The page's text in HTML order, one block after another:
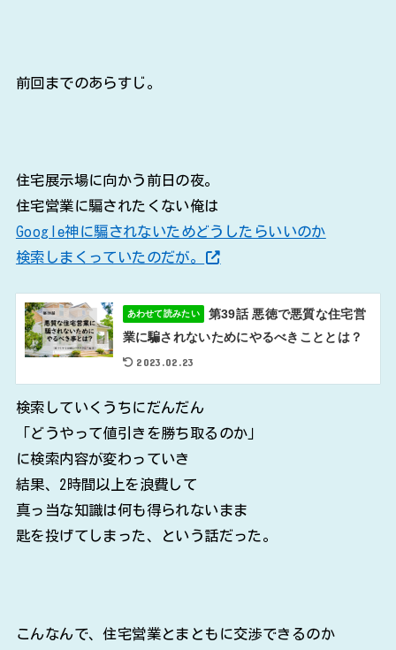
前回までのあらすじ。
住宅展示場に向かう前日の夜。
住宅営業に騙されたくない俺は
Google神に騙されないためどうしたらいいのか
検索しまくっていたのだが。
あわせて読みたい
第39話 悪徳で悪質な住宅営
業に騙されないためにやるべきこととは？
2023.02.23
検索していくうちにだんだん
「どうやって値引きを勝ち取るのか」
に検索内容が変わっていき
結果、2時間以上を浪費して
真っ当な知識は何も得られないまま
匙を投げてしまった、という話だった。
こんなんで、住宅営業とまともに交渉できるのか